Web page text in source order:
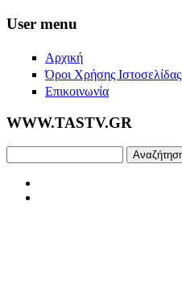
Skip to main content
User menu
Αρχική
Όροι Χρήσης Ιστοσελίδας
Επικοινωνία
WWW.TASTV.GR